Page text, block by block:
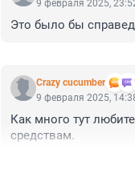
9 февраля 2025,
Это было бы
Crazy cucumber
9 февраля 2025,
Как много тут
средствам.